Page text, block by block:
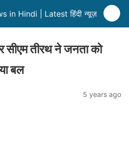
in Hindi | Latest हिंदी न्यूज़
सीएम तीरथ ने जनता को
बल
5 years ago